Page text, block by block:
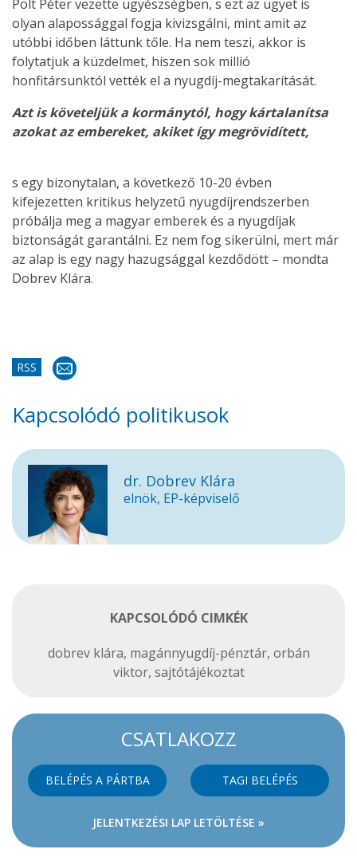
Polt Péter vezette ügyészségben, s ezt az ügyet is
olyan alapossággal fogja kivizsgálni, mint amit az
utóbbi időben láttunk tőle. Ha nem teszi, akkor is
folytatjuk a küzdelmet, hiszen sok millió
honfitársunktól vették el a nyugdíj-megtakarítását.
Azt is követeljük a kormánytól, hogy kártalanítsa
azokat az embereket, akiket így megrövidített,
s egy bizonytalan, a következő 10-20 évben
kifejezetten kritikus helyzetű nyugdíjrendszerben
próbálja meg a magyar emberek és a nyugdíjak
biztonságát garantálni. Ez nem fog sikerülni, mert már
az alap is egy nagy hazugsággal kezdődött – mondta
Dobrev Klára.
RSS
Kapcsolódó politikusok
dr. Dobrev Klára
elnök, EP-képviselő
KAPCSOLÓDÓ CIMKÉK
dobrev klára, magánnyugdíj-pénztár, orbán
viktor, sajtótájékoztat
CSATLAKOZZ
BELÉPÉS A PÁRTBA TAGI BELÉPÉS
JELENTKEZÉSI LAP LETÖLTÉSE »